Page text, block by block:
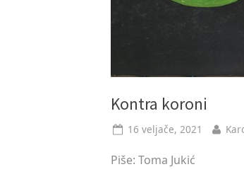
Kontra koroni
Posted
16 veljače, 2021 By
Piše: Toma Jukić